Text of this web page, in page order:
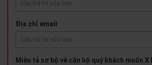
Địa chỉ email
Miêu tả sơ bộ về căn hộ quý khách muốn X